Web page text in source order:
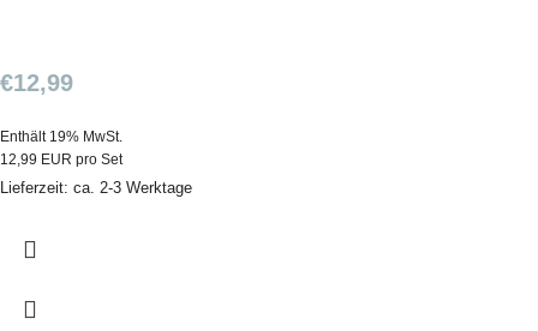
€12,99
Enthält 19% MwSt.
12,99 EUR pro Set
Lieferzeit: ca. 2-3 Werktage